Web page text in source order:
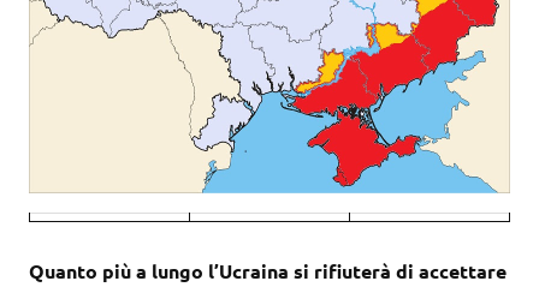
Quanto più a lungo l’Ucraina si rifiuterà di accettare